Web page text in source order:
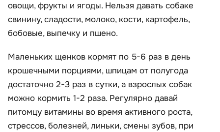
овощи, фрукты и ягоды. Нельзя давать собаке
свинину, сладости, молоко, кости, картофель,
бобовые, выпечку и пшено.
Маленьких щенков кормят по 5-6 раз в день
крошечными порциями, шпицам от полугода
достаточно 2-3 раз в сутки, а взрослых собак
можно кормить 1-2 раза. Регулярно давай
питомцу витамины во время активного роста,
стрессов, болезней, линьки, смены зубов, при